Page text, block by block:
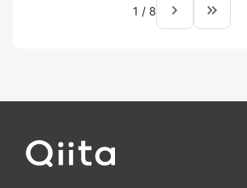
1 / 8 navigate_next keyboard_double_arrow_right